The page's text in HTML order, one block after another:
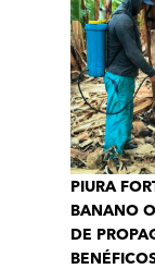
PIURA
BANANO
DE